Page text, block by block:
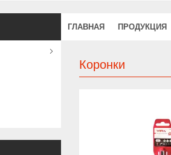
ГЛАВНАЯ ПРОДУКЦИЯ
Коронки